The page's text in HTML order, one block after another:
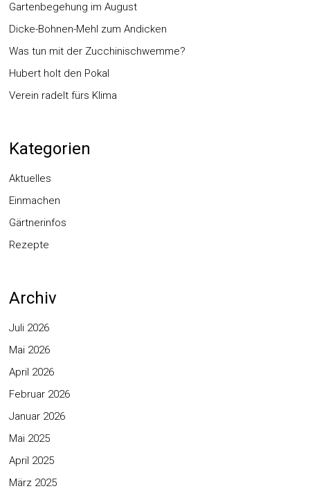
Gartenbegehung im August
Dicke-Bohnen-Mehl zum Andicken
Was tun mit der Zucchinischwemme?
Hubert holt den Pokal
Verein radelt fürs Klima
Kategorien
Aktuelles
Einmachen
Gärtnerinfos
Rezepte
Archiv
Juli 2026
Mai 2026
April 2026
Februar 2026
Januar 2026
Mai 2025
April 2025
März 2025